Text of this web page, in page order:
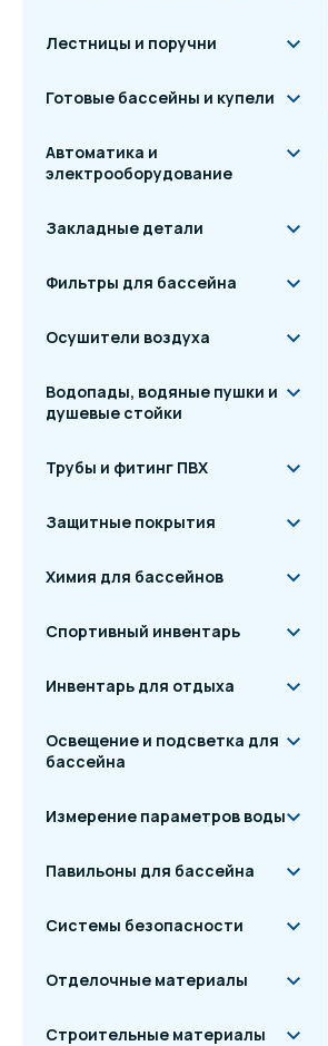
Лестницы и поручни
Готовые бассейны и купели
Автоматика и
электрооборудование
Закладные детали
Фильтры для бассейна
Осушители воздуха
Водопады, водяные пушки и
душевые стойки
Трубы и фитинг ПВХ
Защитные покрытия
Химия для бассейнов
Спортивный инвентарь
Инвентарь для отдыха
Освещение и подсветка для
бассейна
Измерение параметров воды
Павильоны для бассейна
Системы безопасности
Отделочные материалы
Строительные материалы